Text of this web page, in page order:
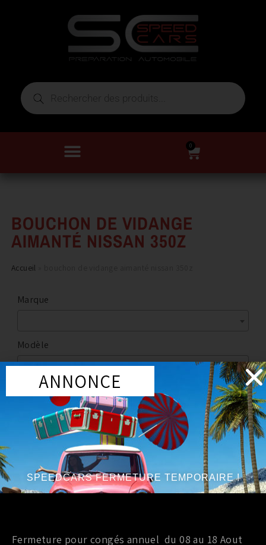
0
BOUCHON DE VIDANGE
AIMANTÉ NISSAN 350Z
Accueil
Marque
Modèle
Marque:SPC
PROMO !
ANNONCE
SPEEDCARS FERMETURE TEMPORAIRE !
Fermeture pour congés annuel du 08 au 18 Aout